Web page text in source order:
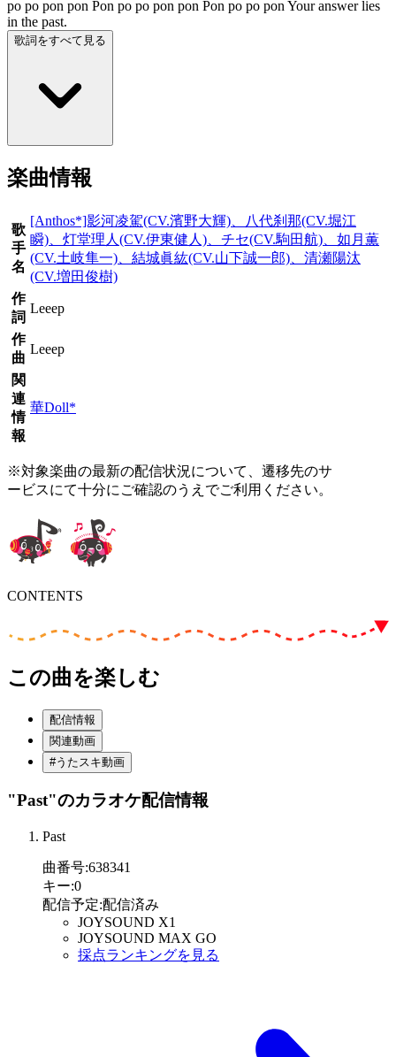
po po pon pon Pon po po pon pon Pon po po pon Your answer lies
in the past.
歌詞をすべて見る
楽曲情報
歌
手
名
[Anthos*]影河凌駕(CV.濱野大輝)、八代刹那(CV.堀江
瞬)、灯堂理人(CV.伊東健人)、チセ(CV.駒田航)、如月薫
(CV.土岐隼一)、結城眞紘(CV.山下誠一郎)、清瀬陽汰
(CV.増田俊樹)
作
詞
Leeep
作
曲
Leeep
関
連
情
報
華Doll*
※対象楽曲の最新の配信状況について、遷移先のサ
ービスにて十分にご確認のうえでご利用ください。
CONTENTS
この曲を楽しむ
配信情報
関連動画
#うたスキ動画
"Past"のカラオケ配信情報
Past
曲番号:638341
キー:0
配信予定:配信済み
JOYSOUND X1
JOYSOUND MAX GO
採点ランキングを見る